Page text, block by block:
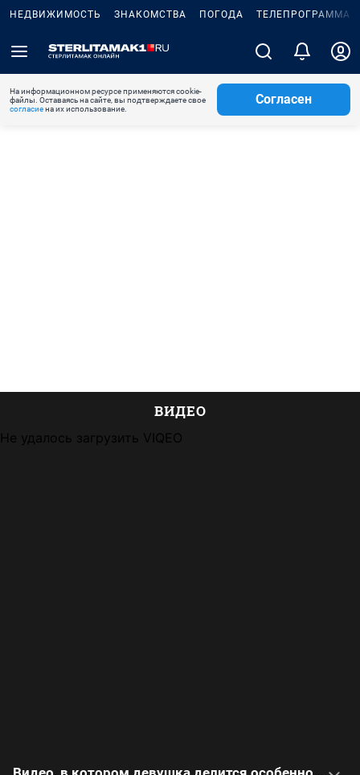
НЕДВИЖИМОСТЬ ЗНАКОМСТВА ПОГОДА ТЕЛЕПРОГРАММА
На информационном ресурсе применяются cookie-
файлы. Оставаясь на сайте, вы подтверждаете свое
согласиена их использование.
Согласен
ВИДЕО
Не удалось загрузить VIQEO